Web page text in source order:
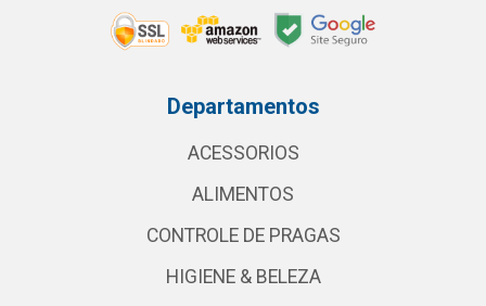
Departamentos
ACESSORIOS
ALIMENTOS
CONTROLE DE PRAGAS
HIGIENE & BELEZA